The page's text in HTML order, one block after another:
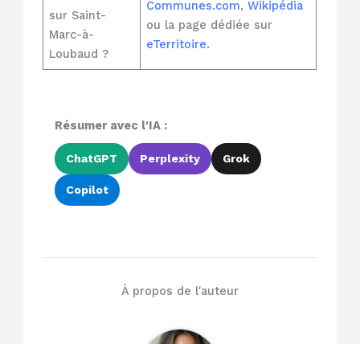
sur Saint-
Marc-à-
Loubaud ?
Communes.com,Wikipédia
ou la page dédiée sur
eTerritoire.
Résumer avec l'IA :
ChatGPT Perplexity Grok
Copilot
À propos de l'auteur